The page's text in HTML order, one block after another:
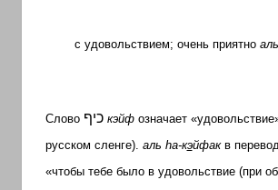
с удовольствием; очень приятно аль
Слово כיף кэйф означает
русском сленге). аль hа-кэйфакв
«чтобы тебе было в удовольствие (при